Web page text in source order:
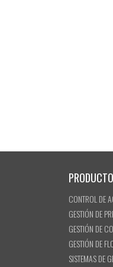
CONTROL DE
GESTIÓN DE
GESTIÓN DE
GESTIÓN DE
SISTEMAS DE